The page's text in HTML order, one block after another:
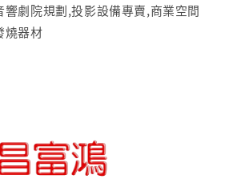
響劇院規劃,投影設備專賣,商業空間
燒器材